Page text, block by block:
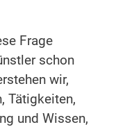
Frage
schon
wir,
Tätigkeiten,
und Wissen,